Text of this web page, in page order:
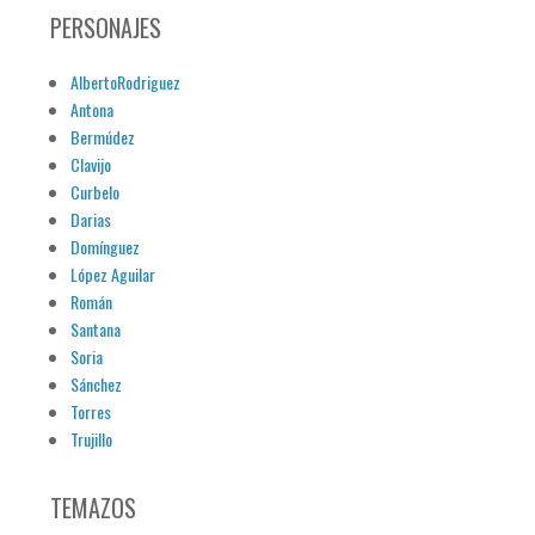
PERSONAJES
AlbertoRodriguez
Antona
Bermúdez
Clavijo
Curbelo
Darias
Domínguez
López Aguilar
Román
Santana
Soria
Sánchez
Torres
Trujillo
TEMAZOS